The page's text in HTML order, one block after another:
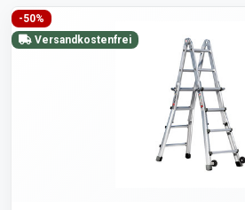
-50%
Versandkostenfrei